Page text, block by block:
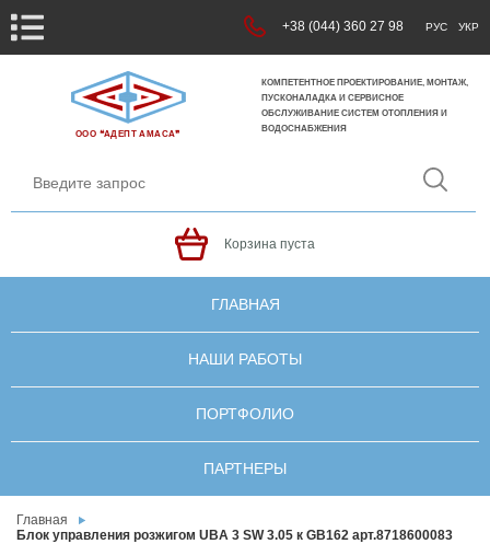
+38 (044) 360 27 98 РУС УКР
ООО ❝АДЕПТ АМАСА❞
КОМПЕТЕНТНОЕ ПРОЕКТИРОВАНИЕ, МОНТАЖ,
ПУСКОНАЛАДКА И СЕРВИСНОЕ
ОБСЛУЖИВАНИЕ СИСТЕМ ОТОПЛЕНИЯ И
ВОДОСНАБЖЕНИЯ
Корзина пуста
ГЛАВНАЯ
НАШИ РАБОТЫ
ПОРТФОЛИО
ПАРТНЕРЫ
Главная
Блок управления розжигом UBA 3 SW 3.05 к GB162 арт.8718600083